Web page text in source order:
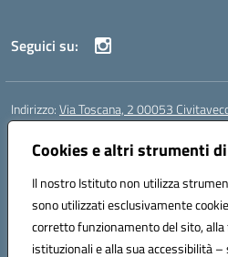
Cookies e altri strumenti
Il nostro Istituto non utilizza
sono utilizzati esclusivamente
corretto funzionamento del sito,
istituzionali e alla sua accessibilità
Seguici su:
Indirizzo:Via Toscana, 2 00053
Centralino:
Posta elettronica certificata (PEC):
Codice fiscale: 91038380589
Codice meccanografico:RMIC8B900G
Codice Indice delle Pubbliche
Codice unico di fatturazione (CUF): UFP4NO